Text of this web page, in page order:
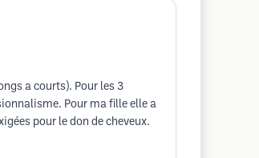
a courts). Pour les 3
Pour ma fille elle a
pour le don de cheveux.